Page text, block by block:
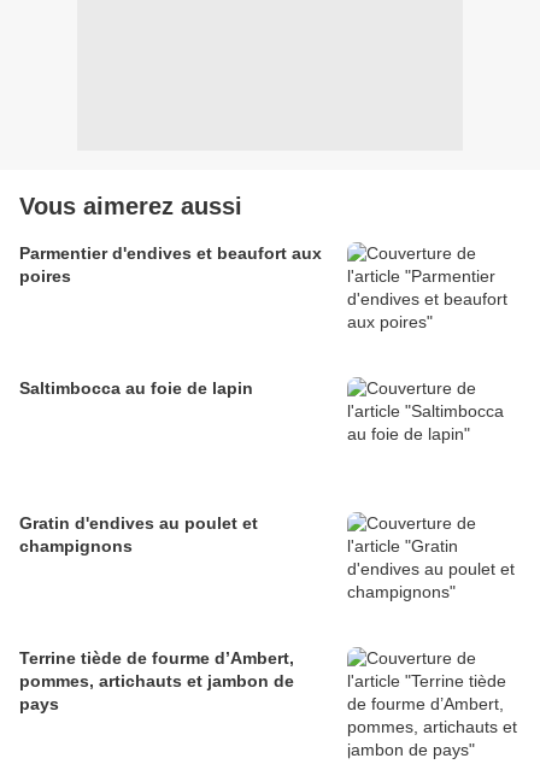
Vous aimerez aussi
Parmentier d'endives et beaufort aux
poires
Saltimbocca au foie de lapin
Gratin d'endives au poulet et
champignons
Terrine tiède de fourme d’Ambert,
pommes, artichauts et jambon de
pays